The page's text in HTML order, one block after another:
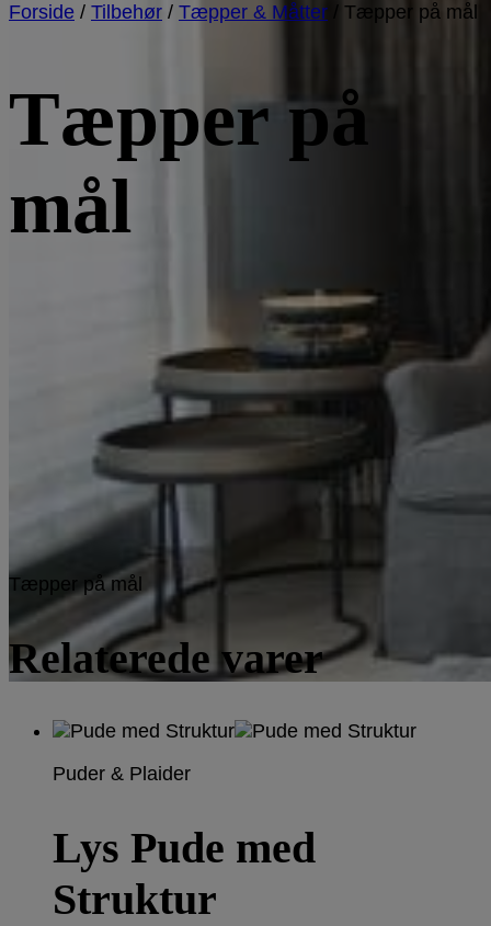
Forside / Tilbehør / Tæpper & Måtter Tæpper på mål
Tæpper på
mål
Tæpper på mål
Relaterede varer
Puder & Plaider
Lys Pude med
Struktur